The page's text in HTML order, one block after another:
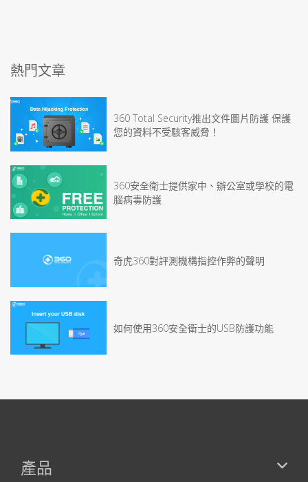
熱門文章
360 Total Security推出文件圖片防護 保護
您的資料不受駭客威脅！
360安全衛士提供家中、辦公室或學校的電
腦病毒防護
奇虎360對評測機構指控作弊的聲明
如何使用360安全衛士的USB防護功能
產品